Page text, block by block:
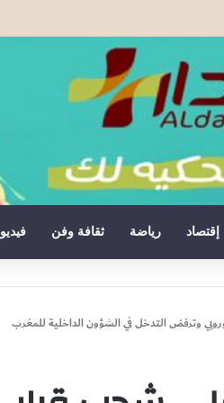
يونايتد خلفا لإيدي هاو
إقتصاد رياضة ثقافة وفن فيديو
وترفض التدخل في الشؤون الداخلية للمغرب